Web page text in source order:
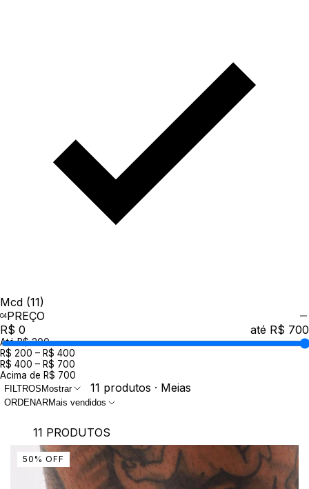
Mcd (11)
PREÇO
R$ 0
até R$ 700
Até R$ 200
R$ 200 – R$ 400
R$ 400 – R$ 700
Acima de R$ 700
FILTROS Mostrar 11 produtos · Meias
ORDENARMais vendidos
11 PRODUTOS
50 % OFF